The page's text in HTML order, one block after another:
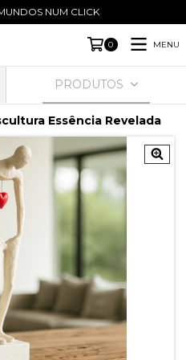
NUM CLICK
0 MENU
PRODUTOS
Essência Revelada